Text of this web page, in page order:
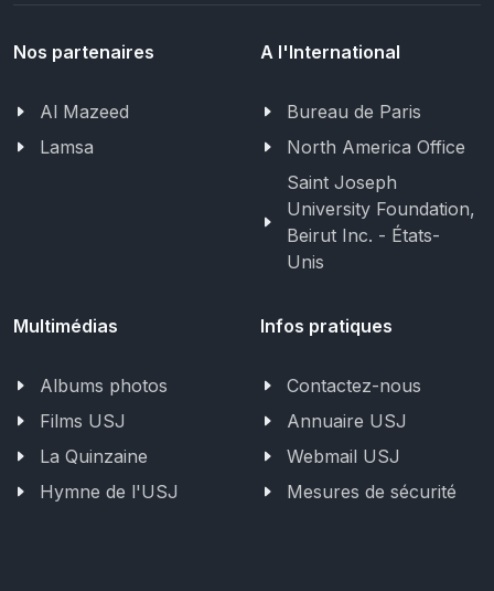
Nos partenaires
Al Mazeed
Lamsa
A l'International
Bureau de Paris
North America Office
Saint Joseph
University Foundation,
Beirut Inc. - États-
Unis
Multimédias
Albums photos
Films USJ
La Quinzaine
Hymne de l'USJ
Infos pratiques
Contactez-nous
Annuaire USJ
Webmail USJ
Mesures de sécurité